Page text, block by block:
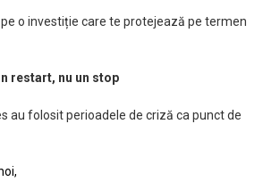
pe o investiție care te protejează pe termen
restart, nu un stop
au folosit perioadele de criză ca punct de